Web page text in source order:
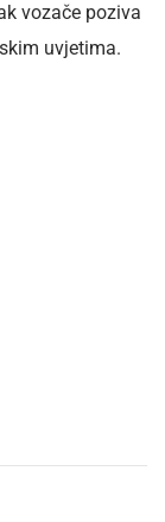
vozače poziva
uvjetima.